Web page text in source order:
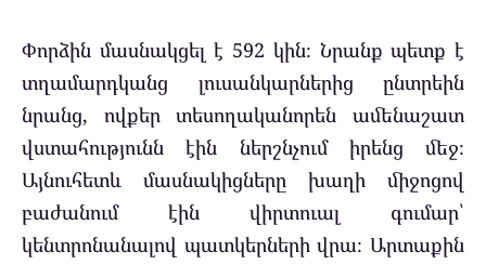
Փորձին մասնակցել է 592 կին։ Նրանք պետք է
տղամարդկանց լուսանկարներից ընտրեին
նրանց, ովքեր տեսողականորեն ամենաշատ
վստահությունն էին ներշնչում իրենց մեջ։
Այնուհետև մասնակիցները խաղի միջոցով
բաժանում էին վիրտուալ գումար՝
կենտրոնանալով պատկերների վրա։ Արտաքին